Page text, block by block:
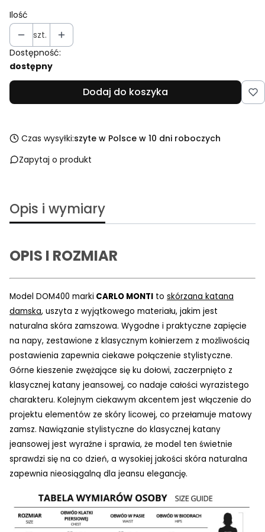
Ilość
szt.
Dostępność:
dostępny
Dodaj do koszyka
Czas wysyłki:szyte w Polsce w 10 dni roboczych
Zapytaj o produkt
Opis i wymiary
OPIS I ROZMIAR
Model DOM400 marki CARLO MONTI to skórzana katana
damska, uszyta z wyjątkowego materiału, jakim jest
naturalna skóra zamszowa. Wygodne i praktyczne zapięcie
na napy, zestawione z klasycznym kołnierzem z możliwością
postawienia zapewnia ciekawe połączenie stylistyczne.
Górne kieszenie zwężające się ku dołowi, zaczerpnięto z
klasycznej katany jeansowej, co nadaje całości wyrazistego
charakteru. Kolejnym ciekawym akcentem jest włączenie do
projektu elementów ze skóry licowej, co przełamuje matowy
zamsz. Nawiązanie stylistyczne do klasycznej katany
jeansowej jest wyraźne i sprawia, że model ten świetnie
sprawdzi się na co dzień, a wysokiej jakości skóra naturalna
zapewnia nieosiągalną dla jeansu elegancję.